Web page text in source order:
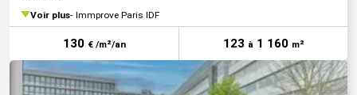
Voir plus Immprove Paris IDF
130 € /m²/an 123 à1 160 m²